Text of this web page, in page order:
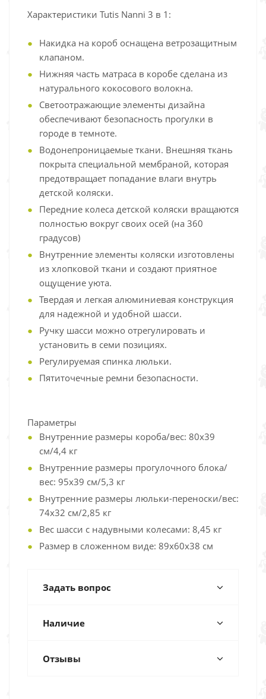
Характеристики Tutis Nanni 3 в 1:
Накидка на короб оснащена ветрозащитным
клапаном.
Нижняя часть матраса в коробе сделана из
натурального кокосового волокна.
Светоотражающие элементы дизайна
обеспечивают безопасность прогулки в
городе в темноте.
Водонепроницаемые ткани. Внешняя ткань
покрыта специальной мембраной, которая
предотвращает попадание влаги внутрь
детской коляски.
Передние колеса детской коляски вращаются
полностью вокруг своих осей (на 360
градусов)
Внутренние элементы коляски изготовлены
из хлопковой ткани и создают приятное
ощущение уюта.
Твердая и легкая алюминиевая конструкция
для надежной и удобной шасси.
Ручку шасси можно отрегулировать и
установить в семи позициях.
Регулируемая спинка люльки.
Пятиточечные ремни безопасности.
Параметры
Внутренние размеры короба/вес: 80x39
см/4,4 кг
Внутренние размеры прогулочного блока/
вес: 95x39 см/5,3 кг
Внутренние размеры люльки-переноски/вес:
74x32 см/2,85 кг
Вес шасси с надувными колесами: 8,45 кг
Размер в сложенном виде: 89x60x38 см
Задать вопрос
Наличие
Отзывы